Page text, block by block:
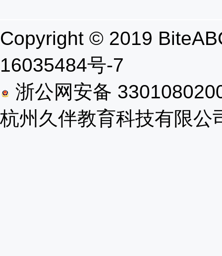
Copyright © 2019
16035484号-7
浙公网安备
杭州久伴教育科技有限公